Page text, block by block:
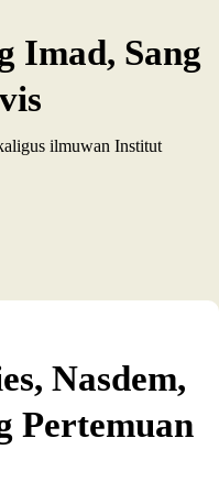
Imad, Sang
ilmuwan Institut
Nasdem,
Pertemuan